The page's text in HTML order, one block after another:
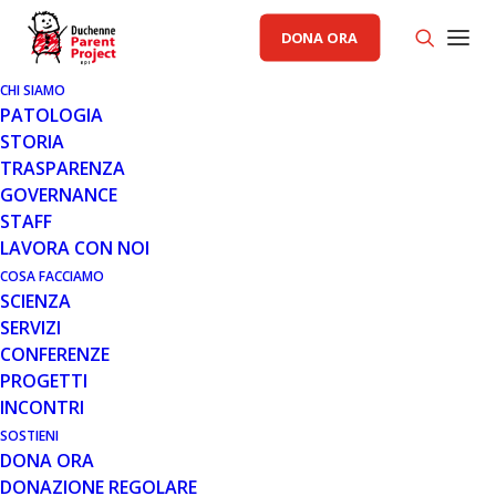
DONA ORA
CHI SIAMO
PATOLOGIA
STORIA
TRASPARENZA
GOVERNANCE
STAFF
LAVORA CON NOI
COSA FACCIAMO
SCIENZA
SERVIZI
CONFERENZE
PROGETTI
INCONTRI
SOSTIENI
DONA ORA
DONAZIONE REGOLARE
AREA SCIENZA PP
19 NOV 2012
GSK: AGGIORNAMENTO
NOVEMBRE 2012